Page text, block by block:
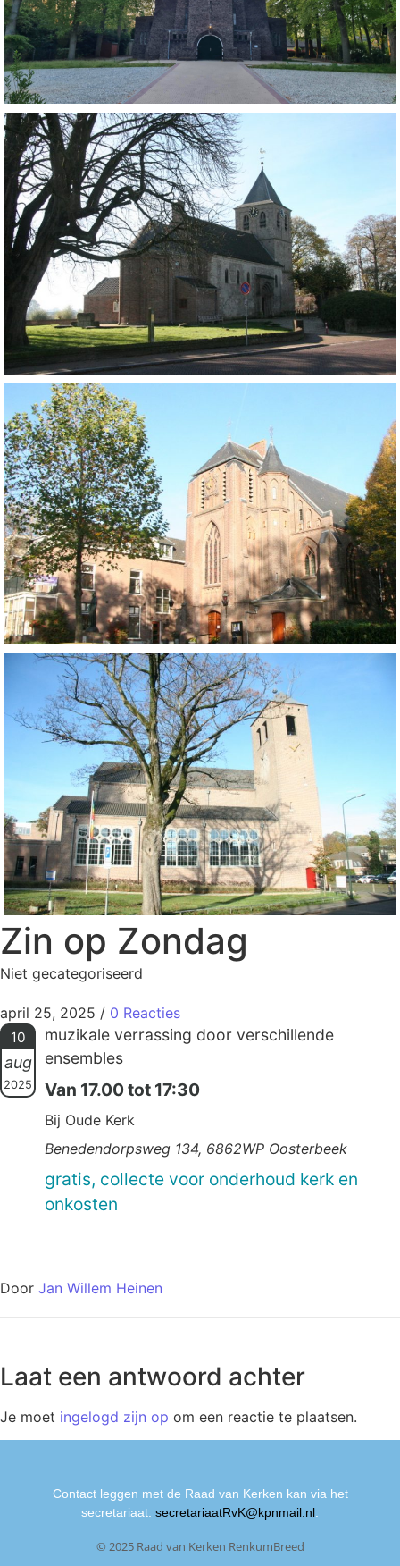
Zin op Zondag
Niet gecategoriseerd
april 25, 2025 / 0 Reacties
10
aug
2025
muzikale verrassing door verschillende
ensembles
Van 17.00 tot 17:30
Bij Oude Kerk
Benedendorpsweg 134, 6862WP Oosterbeek
gratis, collecte voor onderhoud kerk en
onkosten
Door Jan Willem Heinen
Laat een antwoord achter
Je moet ingelogd zijn op om een reactie te plaatsen.
Contact leggen met de Raad van Kerken kan via het
secretariaat: secretariaatRvK@kpnmail.nl.
© 2025 Raad van Kerken RenkumBreed